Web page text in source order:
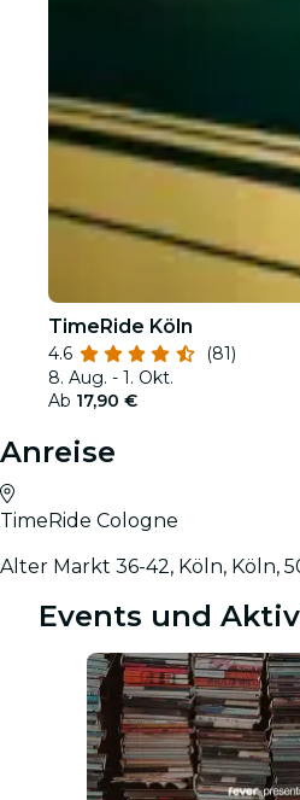
TimeRide Köln
4.6
(81)
8. Aug. - 1. Okt.
Ab 17,90 €
Anreise
TimeRide Cologne
Alter Markt 36-42, Köln, Köln,
Events und